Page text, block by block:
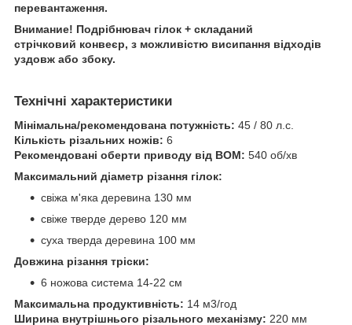
перевантаження.
Внимание! Подрібнювач гілок + складаний
стрічковий конвеєр, з можливістю висипання відходів
уздовж або збоку.
Технічні характеристики
Мінімальна/рекомендована потужність: 45 / 80 л.с.
Кількість різальних ножів: 6
Рекомендовані оберти приводу від ВОМ: 540 об/хв
Максимальний діаметр різання гілок:
свіжа м'яка деревина 130 мм
свіже тверде дерево 120 мм
суха тверда деревина 100 мм
Довжина різання тріски:
6 ножова система 14-22 см
Максимальна продуктивність: 14 м3/год
Ширина внутрішнього різального механізму: 220 мм